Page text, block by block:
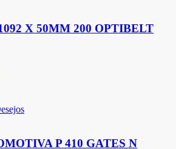
X 50MM 200 OPTIBELT
P 410 GATES N